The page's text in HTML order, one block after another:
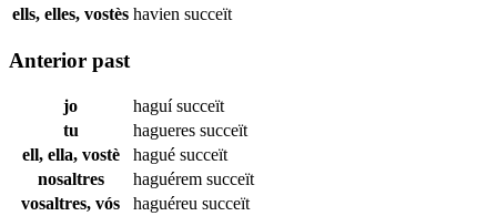
ells, elles, vostès havien succeït
Anterior past
jo haguísucceït
tu
hagueres succeït
ell, ella, vostè
hagué succeït
nosaltres
haguérem succeït
vosaltres, vós
haguéreu succeït